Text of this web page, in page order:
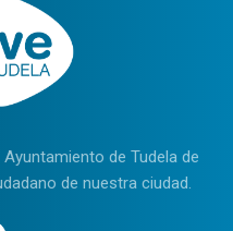
Ayuntamiento de Tudela de
de nuestra ciudad.